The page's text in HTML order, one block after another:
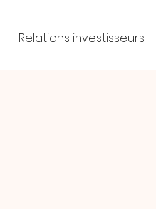
Relations investisseurs